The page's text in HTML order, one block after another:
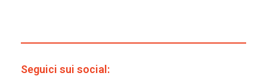
Seguici sui social: